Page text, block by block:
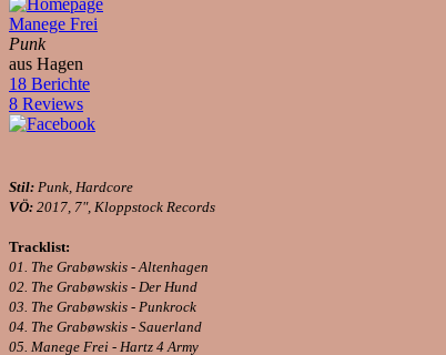
Manege Frei
Punk
aus Hagen
18 Berichte
8 Reviews
Stil: Punk, Hardcore
VÖ: 2017, 7", Kloppstock Records
Tracklist:
01. The Grabøwskis - Altenhagen
02. The Grabøwskis - Der Hund
03. The Grabøwskis - Punkrock
04. The Grabøwskis - Sauerland
05. Manege Frei - Hartz 4 Army